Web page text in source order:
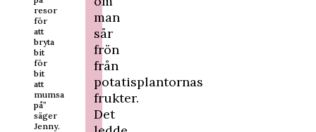
resor
för
att
bryta
bit
för
bit
att
mumsa
på”
säger
Jenny.
man
sår
frön
från
potatisplantornas
frukter.
Det